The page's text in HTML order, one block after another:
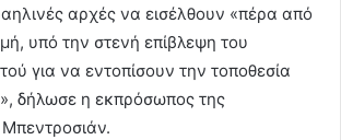
αρχές να εισέλθουν «πέρα από
υπό την στενή επίβλεψη του
για να εντοπίσουν την τοποθεσία
δήλωσε η εκπρόσωπος της